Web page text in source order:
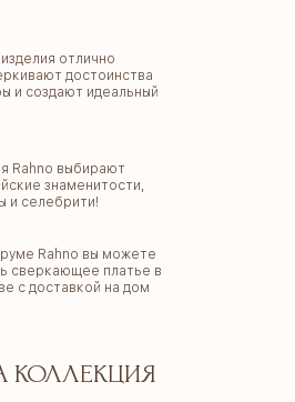
отлично
достоинства
и создают идеальный
Rahno выбирают
знаменитости,
и селебрити!
Rahno вы можете
сверкающее платье в
с доставкой на дом
КОЛЛЕКЦИЯ